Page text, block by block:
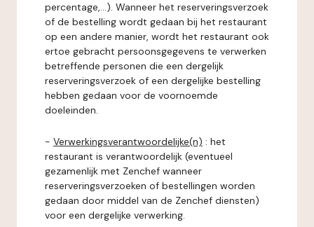
percentage,...). Wanneer het reserveringsverzoek
of de bestelling wordt gedaan bij het restaurant
op een andere manier, wordt het restaurant ook
ertoe gebracht persoonsgegevens te verwerken
betreffende personen die een dergelijk
reserveringsverzoek of een dergelijke bestelling
hebben gedaan voor de voornoemde
doeleinden.
- Verwerkingsverantwoordelijke(n) : het
restaurant is verantwoordelijk (eventueel
gezamenlijk met Zenchef wanneer
reserveringsverzoeken of bestellingen worden
gedaan door middel van de Zenchef diensten)
voor een dergelijke verwerking.